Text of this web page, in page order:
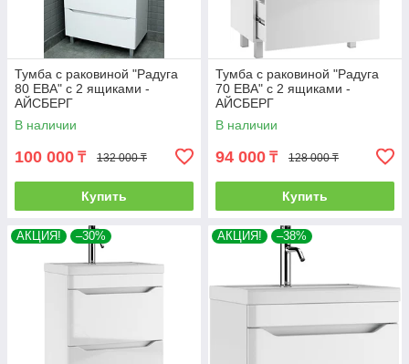
Тумба с раковиной "Радуга
80 ЕВА" с 2 ящиками -
АЙСБЕРГ
В наличии
100 000 ₸ 132 000 ₸
Купить
Тумба с раковиной "Радуга
70 ЕВА" с 2 ящиками -
АЙСБЕРГ
В наличии
94 000 ₸ 128 000 ₸
Купить
АКЦИЯ! –30% АКЦИЯ! –38%